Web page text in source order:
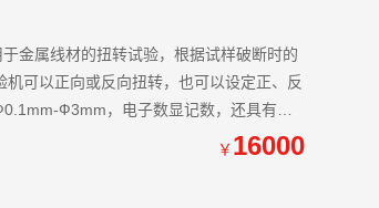
金属线材的扭转试验，根据试样破断时的
可以正向或反向扭转，也可以设定正、反
Ф3mm，电子数显记数，还具有对
￥ 16000